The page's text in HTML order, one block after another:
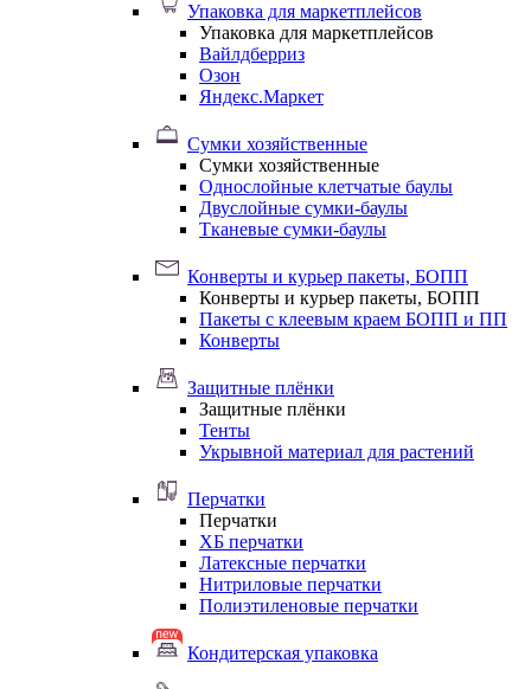
Упаковка для маркетплейсов
Упаковка для маркетплейсов
Вайлдберриз
Озон
Яндекс.Маркет
Сумки хозяйственные
Сумки хозяйственные
Однослойные клетчатые баулы
Двуслойные сумки-баулы
Тканевые сумки-баулы
Конверты и курьер пакеты, БОПП
Конверты и курьер пакеты, БОПП
Пакеты с клеевым краем БОПП и ПП
Конверты
Защитные плёнки
Защитные плёнки
Тенты
Укрывной материал для растений
Перчатки
Перчатки
ХБ перчатки
Латексные перчатки
Нитриловые перчатки
Полиэтиленовые перчатки
Кондитерская упаковка